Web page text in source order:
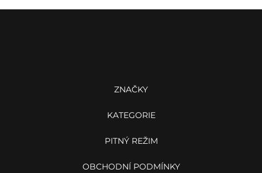
ZNAČKY
KATEGORIE
PITNÝ REŽIM
OBCHODNÍ PODMÍNKY